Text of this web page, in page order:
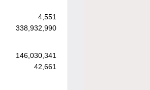
4,551
338,932,990
146,030,341
42,661